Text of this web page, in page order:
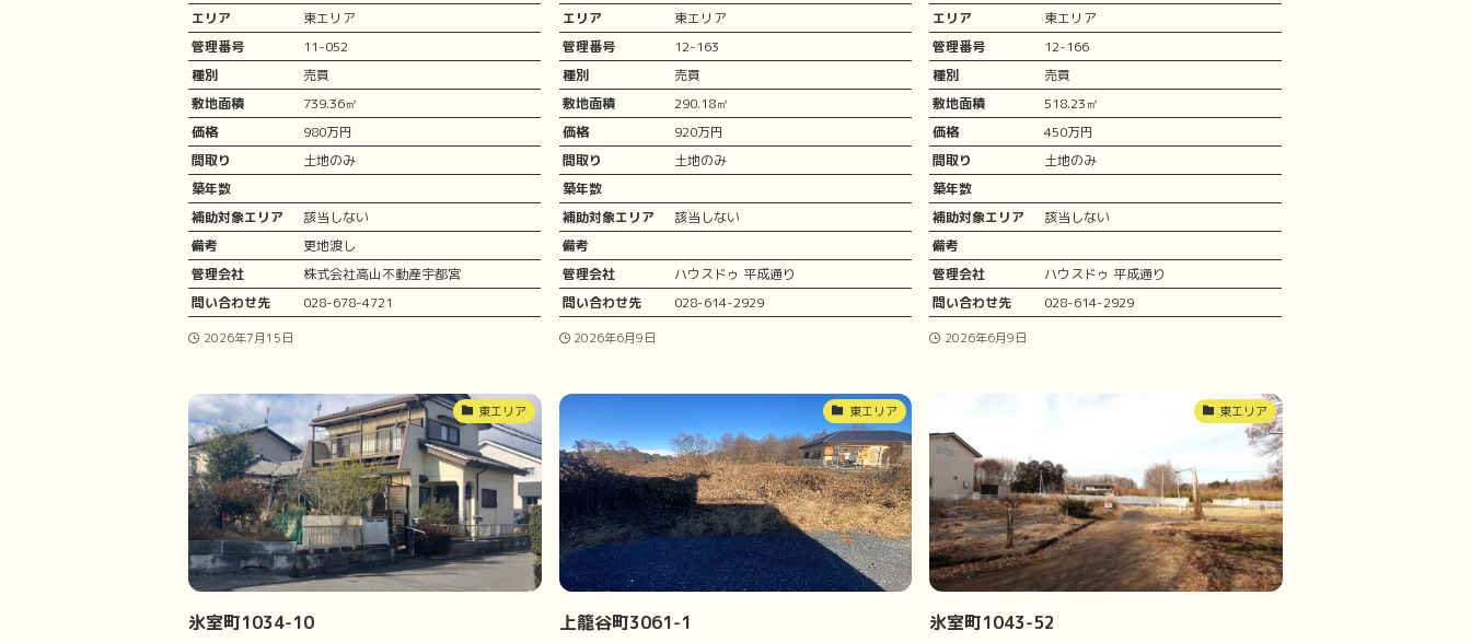
エリア
東エリア
管理番号
11-052
種別
売買
敷地面積
739.36㎡
価格
980万円
間取り
土地のみ
築年数
補助対象エリア
該当しない
備考
更地渡し
管理会社
株式会社高山不動産宇都宮
問い合わせ先
028-678-4721
2026年7月15日
エリア
東エリア
管理番号
12-163
種別
売買
敷地面積
290.18㎡
価格
920万円
間取り
土地のみ
築年数
補助対象エリア
該当しない
備考
管理会社
ハウスドゥ 平成通り
問い合わせ先
028-614-2929
2026年6月9日
エリア
東エリア
管理番号
12-166
種別
売買
敷地面積
518.23㎡
価格
450万円
間取り
土地のみ
築年数
補助対象エリア
該当しない
備考
管理会社
ハウスドゥ 平成通り
問い合わせ先
028-614-2929
2026年6月9日
東エリア
氷室町1034-10
東エリア
上籠谷町3061-1
東エリア
氷室町1043-52